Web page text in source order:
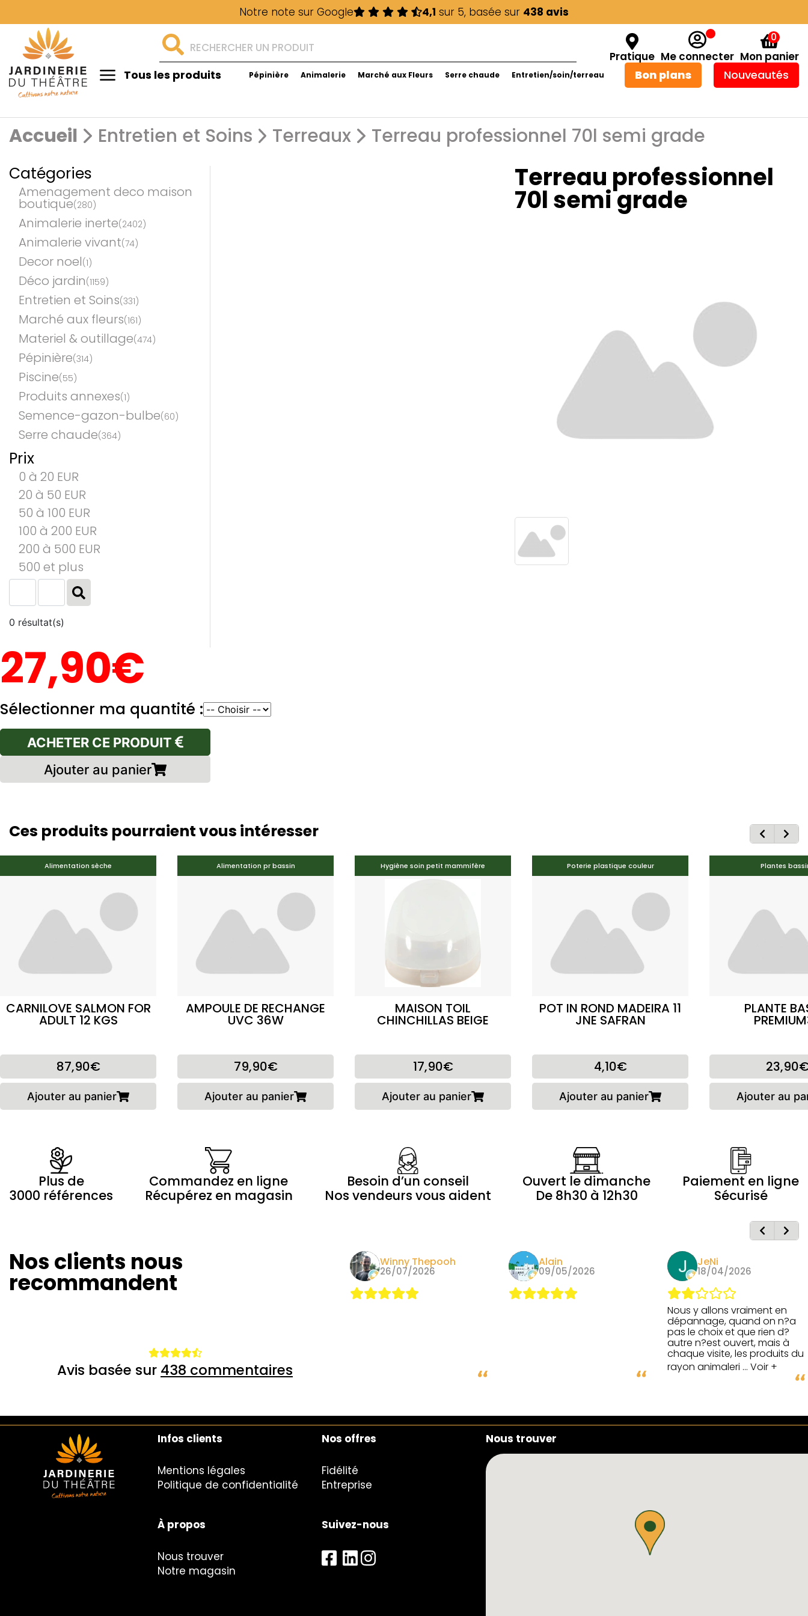
Notre note sur Google 4,1 sur 5, basée sur 438 avis
Pratique Me connecter
0
Mon panier
Tous les produits Pépinière Animalerie Marché aux Fleurs Serre chaude Entretien/soin/terreau Bon plans Nouveautés
Accueil Entretien et Soins Terreaux Terreau professionnel 70l semi grade
Catégories
Amenagement deco maison
boutique(280)
Animalerie inerte(2402)
Animalerie vivant(74)
Decor noel(1)
Déco jardin(1159)
Entretien et Soins(331)
Marché aux fleurs(161)
Materiel & outillage(474)
Pépinière(314)
Piscine(55)
Produits annexes(1)
Semence-gazon-bulbe(60)
Serre chaude(364)
Prix
0 à 20 EUR
20 à 50 EUR
50 à 100 EUR
100 à 200 EUR
200 à 500 EUR
500 et plus
0 résultat(s)
Terreau professionnel
70l semi grade
27,90€
Sélectionner ma quantité :
ACHETER CE PRODUIT
Ajouter au panier
Ces produits pourraient vous intéresser
Alimentation sèche
CARNILOVE SALMON FOR
ADULT 12 KGS
87,90€
Ajouter au panier
Alimentation pr bassin
AMPOULE DE RECHANGE
UVC 36W
79,90€
Ajouter au panier
Hygiène soin petit mammifère
MAISON TOIL
CHINCHILLAS BEIGE
17,90€
Ajouter au panier
Poterie plastique couleur
POT IN ROND MADEIRA 11
JNE SAFRAN
4,10€
Ajouter au panier
Plantes
PLANTE
Ajouter au
Plus de
3000 références
Commandez en ligne
Récupérez en magasin
Besoin d’un conseil
Nos vendeurs vous aident
Ouvert le dimanche
De 8h30 à 12h30
Paiement en ligne
Sécurisé
Nos clients nous
recommandent
Avis basée sur 438 commentaires
Olivier Revol
24/08/2024
Winny Thepooh
26/07/2026
Alain
09/05/2026
JeNi
18/04/2026
Nous y allons vraiment en
dépannage, quand on n?a
pas le choix et que rien d?
autre n?est ouvert, mais à
chaque visite, les produits du
rayon animaleri ... Voir +
Infos clients
Mentions légales
Politique de confidentialité
Nos offres
Fidélité
Entreprise
À propos
Nous trouver
Notre magasin
Suivez-nous
Nous trouver